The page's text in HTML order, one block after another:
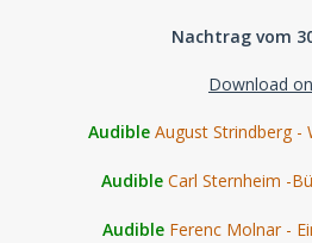
Nachtrag vom
Download
Audible August Strindberg -
Audible Carl Sternheim -
Audible Ferenc Molnar -